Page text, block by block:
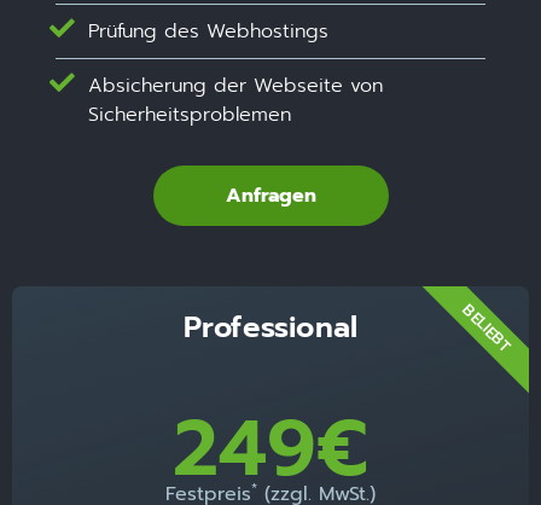
Prüfung des Webhostings
Absicherung der Webseite von
Sicherheitsproblemen
Anfragen
Professional
249€
Festpreis* (zzgl. MwSt.)
BELIEBT